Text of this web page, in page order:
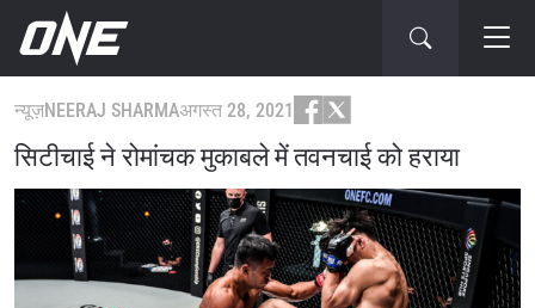
न्यूज़NEERAJ SHARMAअगस्त 28, 2021
सिटीचाई ने रोमांचक मुकाबले में तवनचाई को हराया